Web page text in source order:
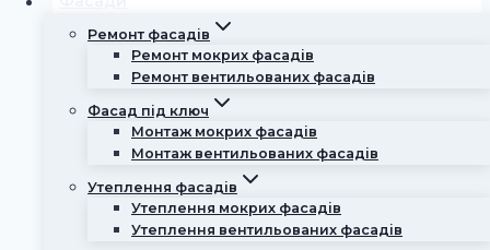
Ремонт фасадів
Ремонт мокрих фасадів
Ремонт вентильованих фасадів
Фасад під ключ
Монтаж мокрих фасадів
Монтаж вентильованих фасадів
Утеплення фасадів
Утеплення мокрих фасадів
Утеплення вентильованих фасадів
ФАСАДИ ДЛЯ БІЗНЕС-ЦЕНТРІВ ТА
ПРОМИСЛОВИХ ОБ’ЄКТІВ
Естетика, довговічність, енергоефективність та
технологічність – головні критерії, яким мають
відповідати сучасні фасади під ключ для
промислових об’єктів. Які технології
використовуються у цьому випадку?
Читати даліФасади для бізнес-центрів та